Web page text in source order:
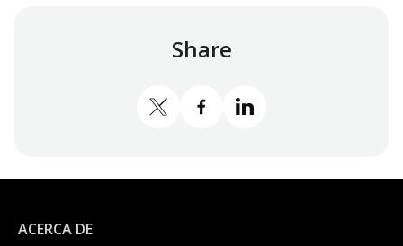
Share
Compartir en Twitter
Compartir en Facebook
Share on LinkedIn
ACERCA DE